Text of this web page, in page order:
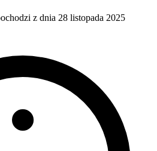
z dnia 28 listopada 2025